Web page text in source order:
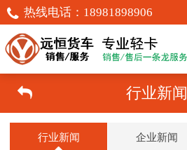
热线电话： 18981898906
行业新闻
行业新闻 企业新闻